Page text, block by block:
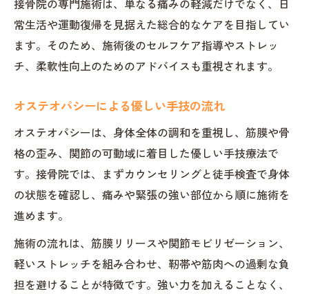
接骨院の専門施術は、単なる痛みの軽減だけでなく、日
常生活や運動復帰を見据えた総合的なケアを目指してい
ます。そのため、施術後のセルフケア指導やストレッ
チ、柔軟性向上のためのアドバイスも重視されます。
オステオパシーによる優しい手技の流れ
オステオパシーは、身体全体の調和を重視し、筋膜や骨
格の歪み、関節の可動域に着目した優しい手技療法で
す。接骨院では、まずカウンセリングと徒手検査で身体
の状態を確認し、痛みや緊張の強い部位から順に施術を
進めます。
施術の流れは、筋膜リリースや関節モビリゼーション、
軽いストレッチを組み合わせ、靭帯や筋肉への過剰な負
担を避けることが特徴です。強い力を加えることなく、